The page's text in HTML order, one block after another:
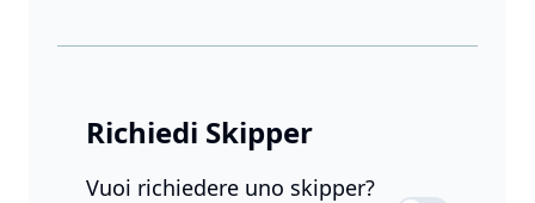
Richiedi Skipper
Vuoi richiedere uno skipper?